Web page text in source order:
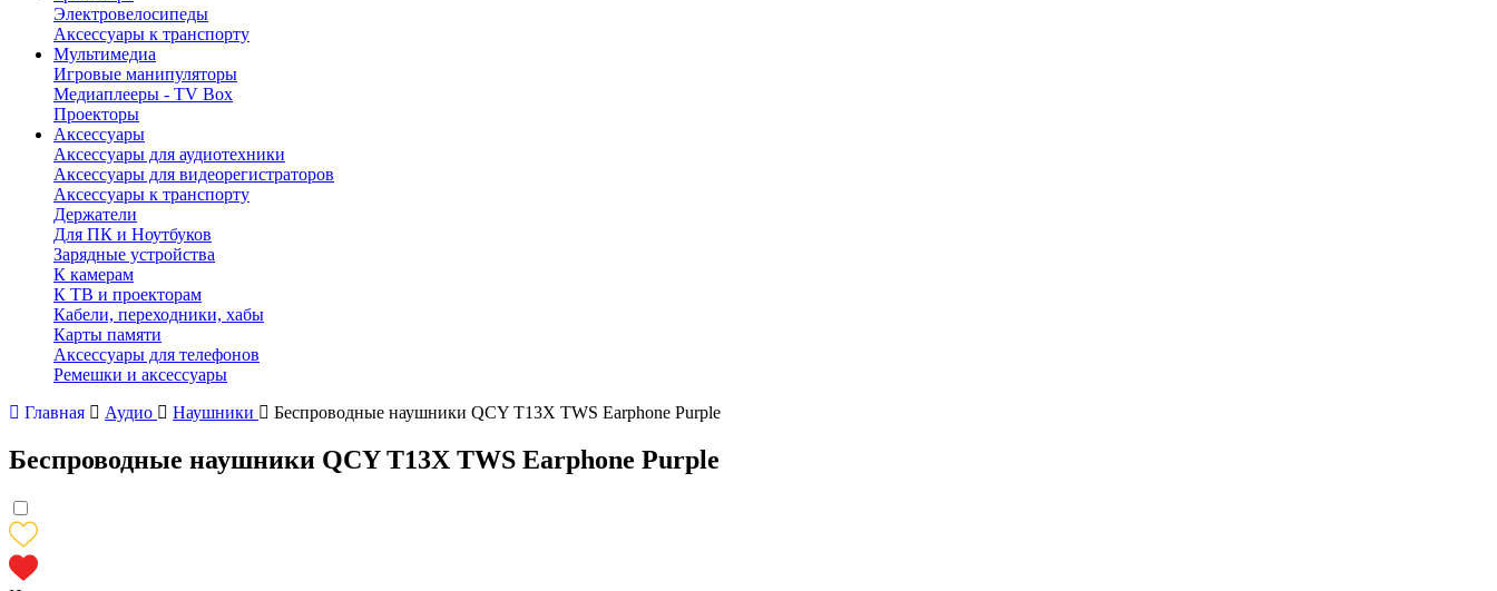
Электровелосипеды
Аксессуары к транспорту
Мультимедиа
Игровые манипуляторы
Медиаплееры - TV Box
Проекторы
Аксессуары
Аксессуары для аудиотехники
Аксессуары для видеорегистраторов
Аксессуары к транспорту
Держатели
Для ПК и Ноутбуков
Зарядные устройства
К камерам
К ТВ и проекторам
Кабели, переходники, хабы
Карты памяти
Аксессуары для телефонов
Ремешки и аксессуары
Главная
Аудио Наушники Беспроводные наушники QCY T13X TWS Earphone Purple
Беспроводные наушники QCY T13X TWS Earphone Purple